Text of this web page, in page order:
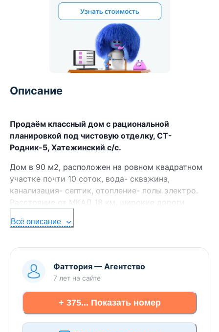
Описание
Продаём классный дом с рациональной
планировкой под чистовую отделку, СТ-
Родник-5, Хатежинский с/с.
Дом в 90 м2, расположен на ровном квадратном
участке почти 10 соток, вода- скважина,
канализация- септик, отопление- полы электро.
Расстояние от МКАД 18 км, широкие дороги,
Дом под чистовую отделку, сделана разводка
группа и терраса.
Продаём чистой продажей, показываем в любое
время, поможем продать вашу недвижимость для
Лицензия: №02240/362 от 31.07.2018,
Министерство юстиции РБ
Всё описание
Фаттория — Агентство
7 лет на сайте
+ 375... Показать номер